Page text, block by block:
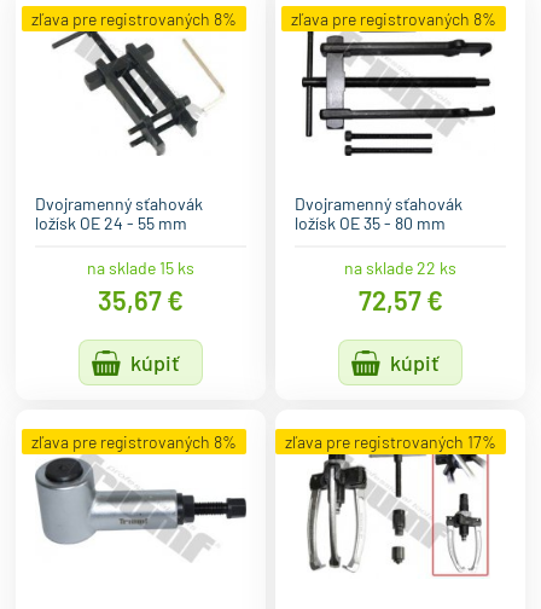
zľava pre registrovaných 8%
Dvojramenný sťahovák
ložísk OE 24 - 55 mm
na sklade 15 ks
35,67 €
kúpiť
zľava pre registrovaných 8%
Dvojramenný sťahovák
ložísk OE 35 - 80 mm
na sklade 22 ks
72,57 €
kúpiť
zľava pre registrovaných 8% zľava pre registrovaných 17%